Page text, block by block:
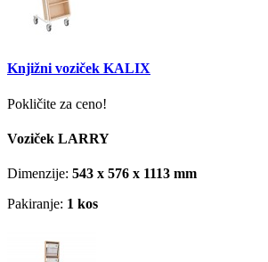
Knjižni voziček KALIX
Pokličite za ceno!
Voziček LARRY
Dimenzije: 543 x 576 x 1113 mm
Pakiranje: 1 kos